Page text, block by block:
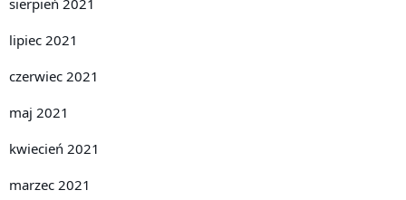
lipiec 2021
czerwiec 2021
maj 2021
kwiecień 2021
marzec 2021